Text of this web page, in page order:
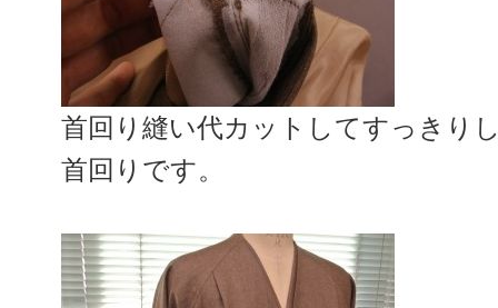
首回り縫い代カットしてすっきり
首回りです。